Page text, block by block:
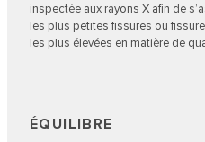
inspectée aux rayons X afin de
les plus petites fissures ou
les plus élevées en matière de
ÉQUILIBRE